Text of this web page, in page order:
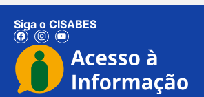
Siga o CISABES